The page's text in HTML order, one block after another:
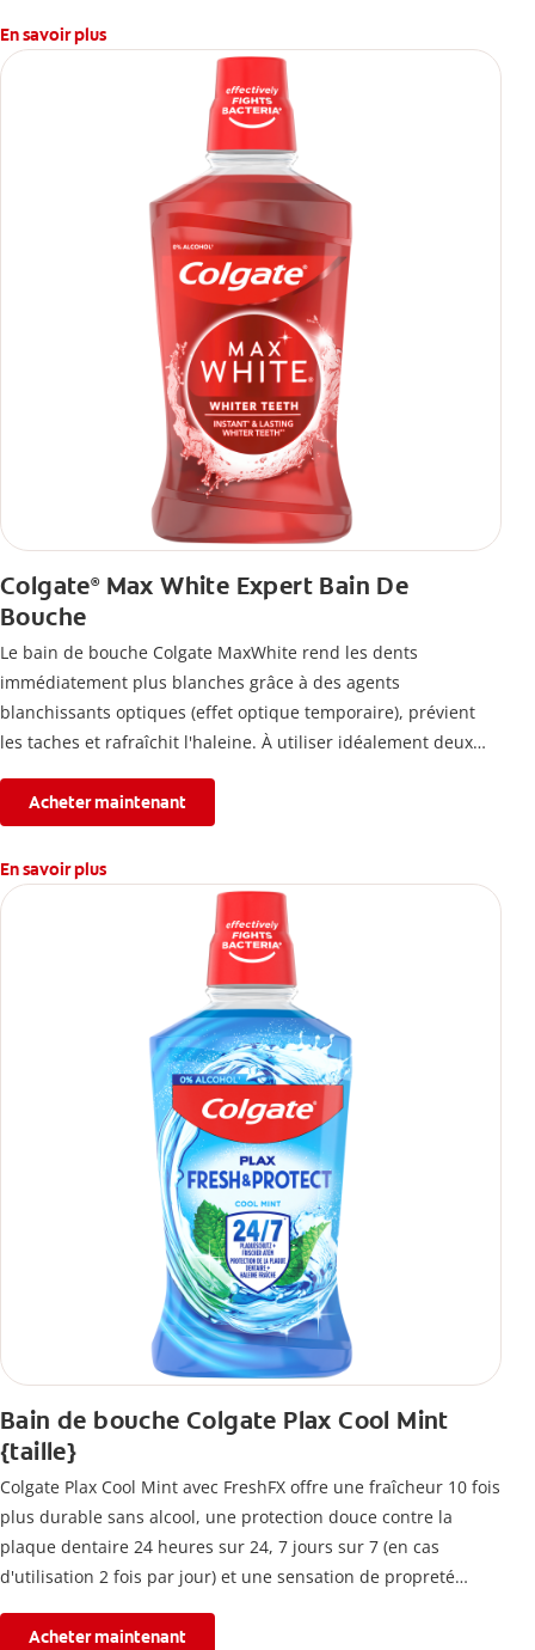
En savoir plus
Colgate®Max White Expert Bain De
Bouche
Le bain de bouche Colgate MaxWhite rend les dents
immédiatement plus blanches grâce à des agents
blanchissants optiques (effet optique temporaire), prévient
les taches et rafraîchit l'haleine. À utiliser idéalement deux
Acheter maintenant
En savoir plus
Bain de bouche Colgate Plax Cool Mint
{taille}
Colgate Plax Cool Mint avec FreshFX offre une fraîcheur 10 fois
plus durable sans alcool, une protection douce contre la
plaque dentaire 24 heures sur 24, 7 jours sur 7 (en cas
d'utilisation 2 fois par jour) et une sensation de propreté
Acheter maintenant